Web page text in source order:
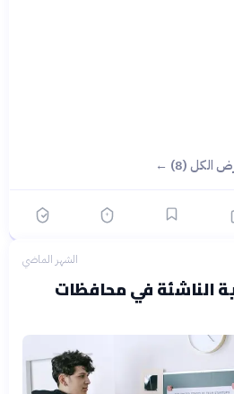
الكل (8) ←
الشهر الماضي
الناشئة في محافظات